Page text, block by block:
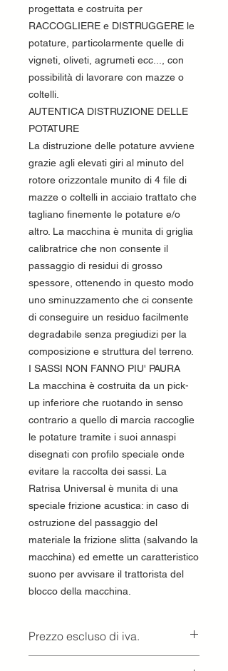
progettata e costruita per
RACCOGLIERE e DISTRUGGERE le
potature, particolarmente quelle di
vigneti, oliveti, agrumeti ecc..., con
possibilità di lavorare con mazze o
coltelli.
AUTENTICA DISTRUZIONE DELLE
POTATURE
La distruzione delle potature avviene
grazie agli elevati giri al minuto del
rotore orizzontale munito di 4 file di
mazze o coltelli in acciaio trattato che
tagliano finemente le potature e/o
altro. La macchina è munita di griglia
calibratrice che non consente il
passaggio di residui di grosso
spessore, ottenendo in questo modo
uno sminuzzamento che ci consente
di conseguire un residuo facilmente
degradabile senza pregiudizi per la
composizione e struttura del terreno.
I SASSI NON FANNO PIU' PAURA
La macchina è costruita da un pick-
up inferiore che ruotando in senso
contrario a quello di marcia raccoglie
le potature tramite i suoi annaspi
disegnati con profilo speciale onde
evitare la raccolta dei sassi. La
Ratrisa Universal è munita di una
speciale frizione acustica: in caso di
ostruzione del passaggio del
materiale la frizione slitta (salvando la
macchina) ed emette un caratteristico
suono per avvisare il trattorista del
blocco della macchina.
Prezzo escluso di iva.